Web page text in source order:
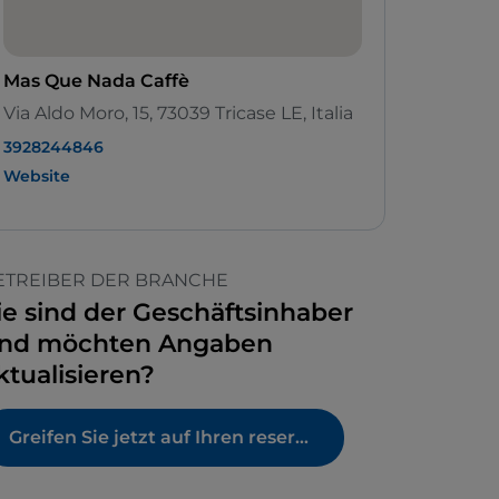
Mas Que Nada Caffè
Via Aldo Moro, 15, 73039 Tricase LE, Italia
3928244846
Website
DER BRANCHE
sind der Geschäftsinhaber
möchten Angaben
Greifen Sie jetzt auf Ihren reservierten Bereich zu